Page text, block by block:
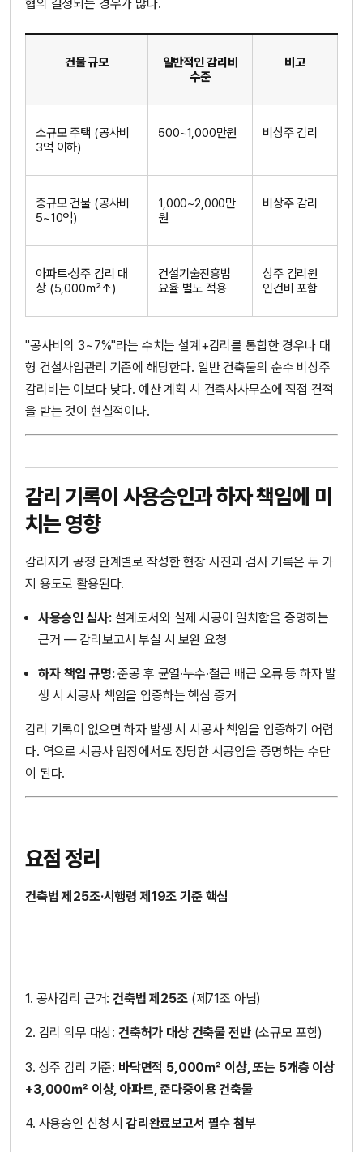
협의 결정되는 경우가 많다.
건물 규모
일반적인 감리비
수준
비고
소규모 주택 (공사비
3억 이하)
500~1,000만원 비상주 감리
중규모 건물 (공사비
5~10억)
1,000~2,000만
원
비상주 감리
아파트·상주 감리 대
상 (5,000㎡↑)
건설기술진흥법
요율 별도 적용
상주 감리원
인건비 포함
"공사비의 3~7%"라는 수치는 설계+감리를 통합한 경우나 대
형 건설사업관리 기준에 해당한다. 일반 건축물의 순수 비상주
감리비는 이보다 낮다. 예산 계획 시 건축사사무소에 직접 견적
을 받는 것이 현실적이다.
감리 기록이 사용승인과 하자 책임에 미
치는 영향
감리자가 공정 단계별로 작성한 현장 사진과 검사 기록은 두 가
지 용도로 활용된다.
사용승인 심사:설계도서와 실제 시공이 일치함을 증명하는
근거 — 감리보고서 부실 시 보완 요청
하자 책임 규명:준공 후 균열·누수·철근 배근 오류 등 하자 발
생 시 시공사 책임을 입증하는 핵심 증거
감리 기록이 없으면 하자 발생 시 시공사 책임을 입증하기 어렵
다. 역으로 시공사 입장에서도 정당한 시공임을 증명하는 수단
이 된다.
요점 정리
건축법 제25조·시행령 제19조 기준 핵심
1. 공사감리 근거: 건축법 제25조(제71조 아님)
2. 감리 의무 대상: 건축허가 대상 건축물 전반(소규모 포함)
3. 상주 감리 기준: 바닥면적 5,000㎡ 이상, 또는 5개층 이상
+3,000㎡ 이상, 아파트, 준다중이용 건축물
4. 사용승인 신청 시 감리완료보고서 필수 첨부